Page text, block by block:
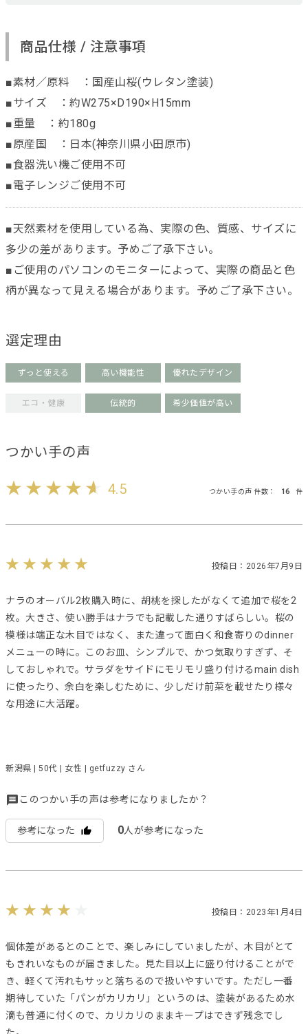
商品仕様 / 注意事項
■素材／原料 ：国産山桜(ウレタン塗装)
■サイズ ：約W275×D190×H15mm
■重量 ：約180g
■原産国 ：日本(神奈川県小田原市)
■食器洗い機ご使用不可
■電子レンジご使用不可
■天然素材を使用している為、実際の色、質感、サイズに
多少の差があります。予めご了承下さい。
■ご使用のパソコンのモニターによって、実際の商品と色
柄が異なって見える場合があります。予めご了承下さい。
選定理由
ずっと使える 高い機能性 優れたデザイン
エコ・健康 伝統的 希少価値が高い
つかい手の声
4.5 つかい手の声 件数： 16 件
投稿日：2026年7月9日
ナラのオーバル2枚購入時に、胡桃を探したがなくて追加で桜を2
枚。大きさ、使い勝手はナラでも記載した通りすばらしい。桜の
模様は端正な木目ではなく、また違って面白く和食寄りのdinner
メニューの時に。このお皿、シンプルで、かつ気取りすぎず、そ
しておしゃれで。サラダをサイドにモリモリ盛り付けるmain dish
に使ったり、余白を楽しむために、少しだけ前菜を載せたり様々
な用途に大活躍。
新潟県 | 50代 | 女性 | getfuzzy さん
このつかい手の声は参考になりましたか？
参考になった 0人が参考になった
投稿日：2023年1月4日
個体差があるとのことで、楽しみにしていましたが、木目がとて
もきれいなものが届きました。見た目以上に盛り付けることがで
き、軽くて汚れもサッと落ちるので扱いやすいです。ただし一番
期待していた「パンがカリカリ」というのは、塗装があるため水
滴も普通に付くので、カリカリのままキープはできず残念でし